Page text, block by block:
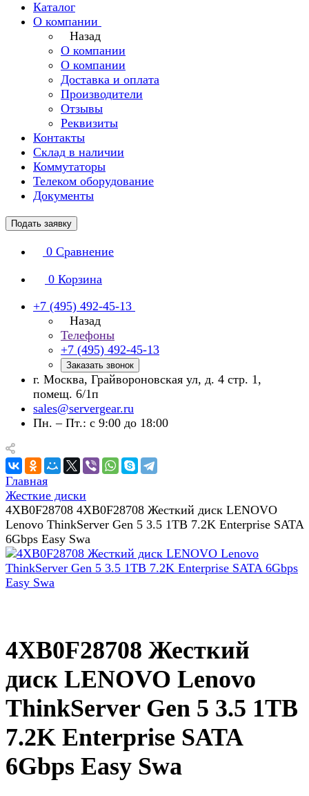
Каталог
О компании
Назад
О компании
О компании
Доставка и оплата
Производители
Отзывы
Реквизиты
Контакты
Склад в наличии
Коммутаторы
Телеком оборудование
Документы
Подать заявку
0 Сравнение
0 Корзина
+7 (495) 492-45-13
Назад
Телефоны
+7 (495) 492-45-13
Заказать звонок
г. Москва, Грайвороновская ул, д. 4 стр. 1,
помещ. 6/1п
sales@servergear.ru
Пн. – Пт.: с 9:00 до 18:00
Главная
Жесткие диски
4XB0F28708 4XB0F28708 Жесткий диск LENOVO
Lenovo ThinkServer Gen 5 3.5 1TB 7.2K Enterprise SATA
6Gbps Easy Swa
4XB0F28708 Жесткий
диск LENOVO Lenovo
ThinkServer Gen 5 3.5 1TB
7.2K Enterprise SATA
6Gbps Easy Swa